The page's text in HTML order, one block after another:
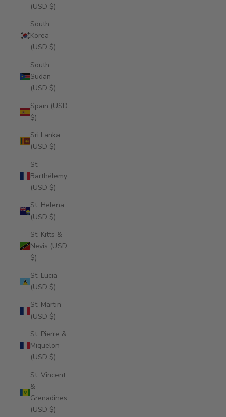
(USD $)
South
Korea
(USD $)
South
Sudan
(USD $)
Spain (USD
$)
Sri Lanka
(USD $)
St.
Barthélemy
(USD $)
St. Helena
(USD $)
St. Kitts &
Nevis (USD
$)
St. Lucia
(USD $)
St. Martin
(USD $)
St. Pierre &
Miquelon
(USD $)
St. Vincent
&
Grenadines
(USD $)